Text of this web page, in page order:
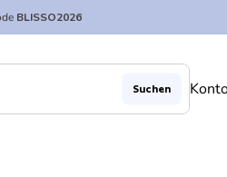
BLISSO2026
Suchen